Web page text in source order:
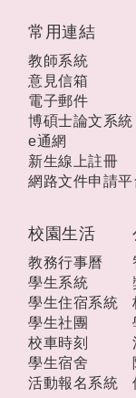
校園生活
教務行事曆
學生系統
學生住宿系統
學生社團
校車時刻
學生宿舍
活動報名系統
常用連結
教師系統
意見信箱
電子郵件
博碩士論文系統
e通網
新生線上註冊
網路文件申請平